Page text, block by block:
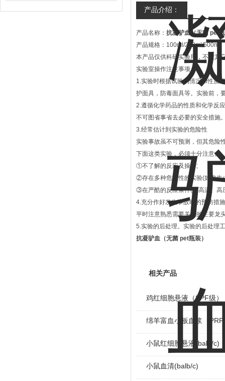
产品介绍：
产品名称： 抗凝驴血（无菌 pet
产品规格：100ml/200ml/500ml
本产品仅供科研实验用，不做其
实验室操作注意事项：
1.实验时根据试验的情况和性质
护面具，防毒面具等。实验前，
2.遵循化学药品的性质和化学反
不可图省事省去必要的安全措施
3.经常估计到实验的危险性
实验事故虽不可预测，但其危险
下面这类实验，必须十分注意。
①不了解的反应及操作;
②存在多种危险性的实验(如发生
③在严酷的反应条件(如高温、高
4.充分作好发生事故时的预防措
平时注意熟悉需要关闭的主要龙
5.实验的后处理。实验的后处理
抗凝驴血（无菌 pet瓶装）
相关产品
鸡红细胞悬液（SPF级）
绵羊富血小板血浆（PRP
小鼠红细胞悬液(balb/c)
小鼠血清(balb/c)